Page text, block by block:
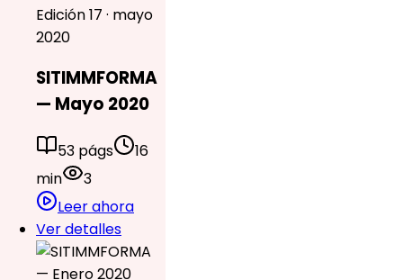
Edición 17 · mayo
2020
SITIMMFORMA
— Mayo 2020
53 págs
16
min
3
Leer ahora
Ver detalles